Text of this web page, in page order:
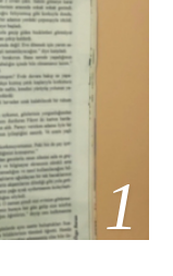
01